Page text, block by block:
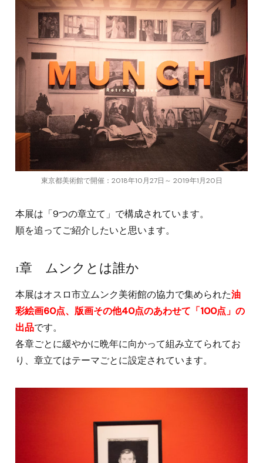
東京都美術館で開催：2018年10月27日～ 2019年1月20日
本展は「9つの章立て」で構成されています。
順を追ってご紹介したいと思います。
1章 ムンクとは誰か
本展はオスロ市立ムンク美術館の協力で集められた油
彩絵画60点、版画その他40点のあわせて「100点」の
出品です。
各章ごとに緩やかに晩年に向かって組み立てられてお
り、章立てはテーマごとに設定されています。